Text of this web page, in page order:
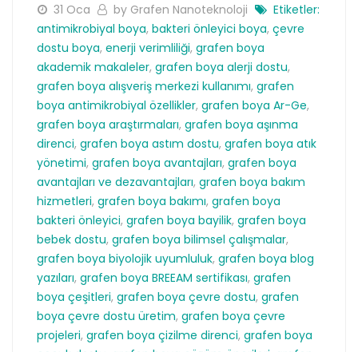
31 Oca by Grafen Nanoteknoloji
Etiketler:
antimikrobiyal boya, bakteri önleyici boya, çevre
dostu boya, enerji verimliliği, grafen boya
akademik makaleler, grafen boya alerji dostu,
grafen boya alışveriş merkezi kullanımı, grafen
boya antimikrobiyal özellikler, grafen boya Ar-Ge,
grafen boya araştırmaları, grafen boya aşınma
direnci, grafen boya astım dostu, grafen boya atık
yönetimi, grafen boya avantajları, grafen boya
avantajları ve dezavantajları, grafen boya bakım
hizmetleri, grafen boya bakımı, grafen boya
bakteri önleyici, grafen boya bayilik, grafen boya
bebek dostu, grafen boya bilimsel çalışmalar,
grafen boya biyolojik uyumluluk, grafen boya blog
yazıları, grafen boya BREEAM sertifikası, grafen
boya çeşitleri, grafen boya çevre dostu, grafen
boya çevre dostu üretim, grafen boya çevre
projeleri, grafen boya çizilme direnci, grafen boya